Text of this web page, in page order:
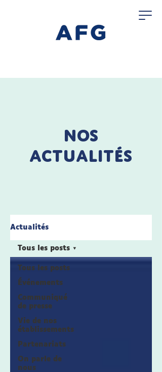
Nos
actualités
Actualités
Tous les posts
Événements
Communiqué
de presse
Vie de nos
établissements
Partenariats
On parle de
nous
Tous les posts